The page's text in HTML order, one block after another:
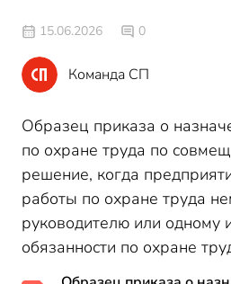
15.06.2026 0
Команда СП
Образец приказа о
по охране труда по
решение, когда
работы по охране труда
руководителю или одному
обязанности по охране